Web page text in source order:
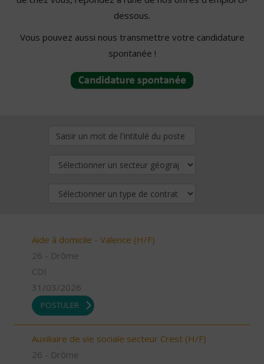
dessous.
Vous pouvez aussi nous transmettre votre candidature
spontanée !
Aide à domicile - Valence (H/F)
26 - Drôme
CDI
31/03/2026
POSTULER
Auxiliaire de vie sociale secteur Crest (H/F)
26 - Drôme